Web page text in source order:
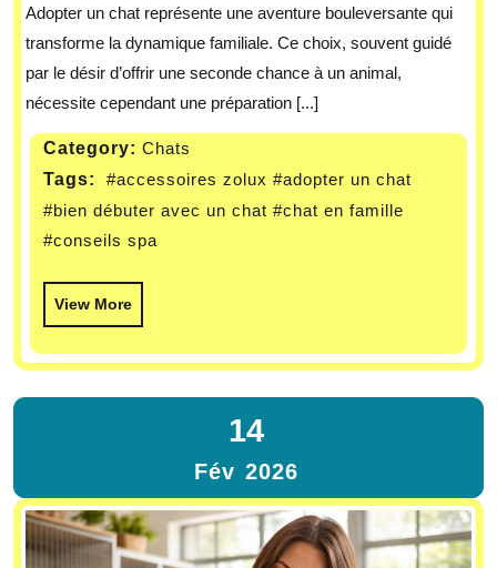
Adopter un chat représente une aventure bouleversante qui
transforme la dynamique familiale. Ce choix, souvent guidé
par le désir d’offrir une seconde chance à un animal,
nécessite cependant une préparation [...]
Category: Chats
Tags:
#accessoires zolux #adopter un chat
#bien débuter avec un chat #chat en famille
#conseils spa
View More
14
Fév 2026